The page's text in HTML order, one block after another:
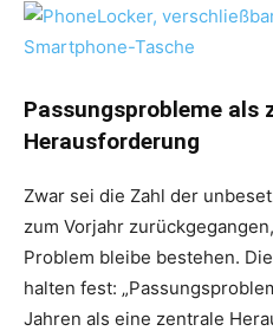
Passungsprobleme als
Herausforderung
Zwar sei die Zahl der
zum Vorjahr
Problem bleibe bestehen.
halten fest:
Jahren als eine zentrale